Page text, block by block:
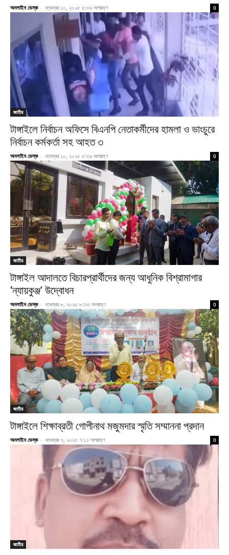
অনলাইন ডেস্ক - নভেম্বর ১০, ২০২৫ ৫:৩৯ অপরাহ্ণ 0
জাতীয়
টাঙ্গাইলে নির্বাচন অফিসে বিএনপি নেতাকর্মীদের হামলা ও ভাংচুরে
নির্বাচন কর্মকর্তা সহ আহত ৩
অনলাইন ডেস্ক - নভেম্বর ১০, ২০২৫ ৫:৩৬ অপরাহ্ণ 0
জাতীয়
টাঙ্গাইল আদালতে বিচারপ্রার্থীদের জন্য আধুনিক বিশ্রামাগার
‘ন্যায়কুঞ্জ’ উদ্বোধন
অনলাইন ডেস্ক - নভেম্বর ৮, ২০২৫ ৮:৩৩ অপরাহ্ণ 0
জাতীয়
টাঙ্গাইলে শিক্ষাব্রতী গোপীনাথ মজুমদার স্মৃতি সম্মাননা প্রদান
অনলাইন ডেস্ক - নভেম্বর ৭, ২০২৫ ৭:১১ অপরাহ্ণ 0
জাতীয়